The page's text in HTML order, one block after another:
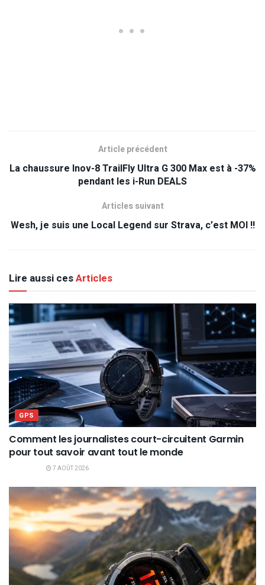
Article précédent
La chaussure Inov-8 TrailFly Ultra G 300 Max est à -37%
pendant les i-Run DEALS
Articles suivant
Wesh, je suis une Local Legend sur Strava, c’est MOI !!
Lire aussi cesArticles
GPS
Comment les journalistes court-circuitent Garmin
pour tout savoir avant tout le monde
7 AOÛT 2026